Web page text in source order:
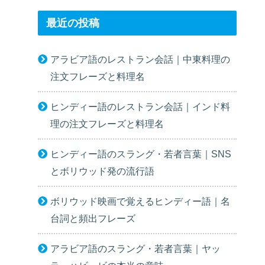
最近の投稿
アラビア語のレストラン会話｜中東料理の
注文フレーズと料理名
ヒンディー語のレストラン会話｜インド料
理の注文フレーズと料理名
ヒンディー語のスラング・若者言葉｜SNS
とボリウッド発の流行語
ボリウッド映画で覚えるヒンディー語｜名
台詞と頻出フレーズ
アラビア語のスラング・若者言葉｜ヤッ